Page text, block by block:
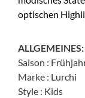
optischen
ALLGEMEINES:
Saison :
Marke : Lurchi
Style : Kids